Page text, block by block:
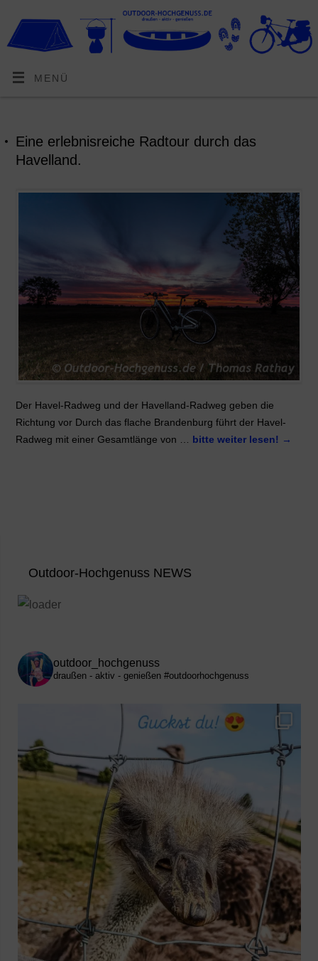
MENÜ
Eine erlebnisreiche Radtour durch das
Havelland.
Der Havel-Radweg und der Havelland-Radweg geben die
Richtung vor Durch das flache Brandenburg führt der Havel-
Radweg mit einer Gesamtlänge von … bitte weiter lesen! →
Outdoor-Hochgenuss NEWS
outdoor_hochgenuss
draußen - aktiv - genießen #outdoorhochgenuss